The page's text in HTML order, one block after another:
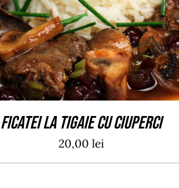
ADAUGĂ ÎN COȘ / DETALII
Ficatei la tigaie cu ciuperci
20,00 lei